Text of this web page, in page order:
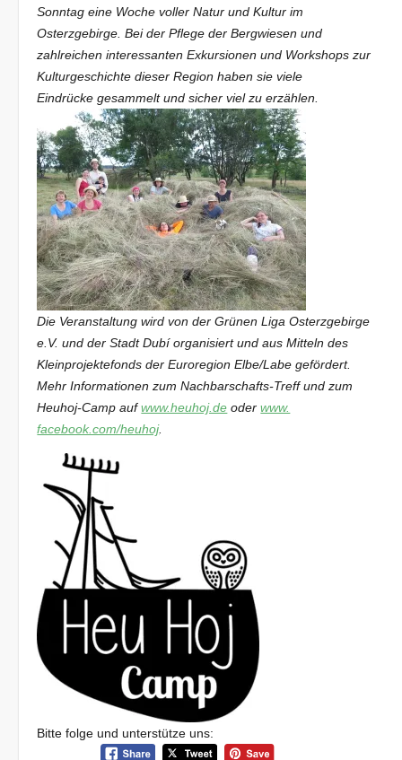
Sonntag eine Woche voller Natur und Kultur im
Osterzgebirge. Bei der Pflege der Bergwiesen und
zahlreichen interessanten Exkursionen und Workshops zur
Kulturgeschichte dieser Region haben sie viele
Eindrücke gesammelt und sicher viel zu erzählen.
Die Veranstaltung wird von der Grünen Liga Osterzgebirge
e.V. und der Stadt Dubí organisiert und aus Mitteln des
Kleinprojektefonds der Euroregion Elbe/Labe gefördert.
Mehr Informationen zum Nachbarschafts-Treff und zum
Heuhoj-Camp aufwww.heuhoj.de oderwww.
facebook.com/heuhoj.
Bitte folge und unterstütze uns: